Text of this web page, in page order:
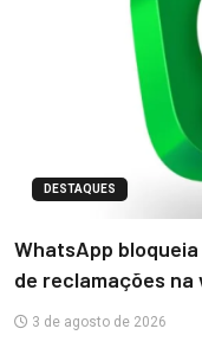
DESTAQUES
WhatsApp
de reclamações na
3 de agosto de 2026